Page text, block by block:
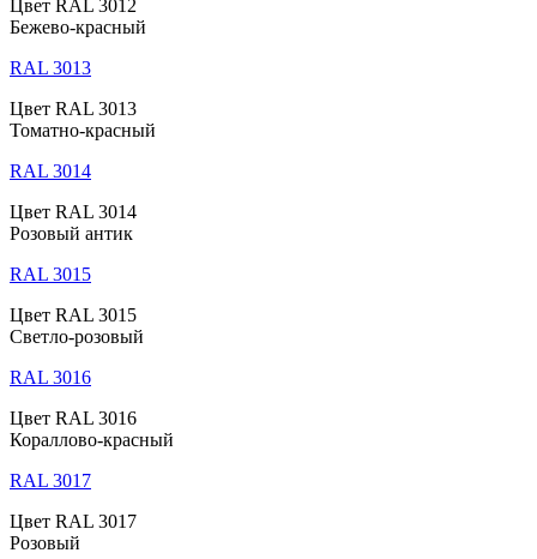
Цвет RAL 3012
Бежево-красный
RAL 3013
Цвет RAL 3013
Томатно-красный
RAL 3014
Цвет RAL 3014
Розовый антик
RAL 3015
Цвет RAL 3015
Светло-розовый
RAL 3016
Цвет RAL 3016
Кораллово-красный
RAL 3017
Цвет RAL 3017
Розовый